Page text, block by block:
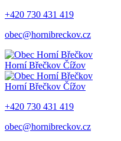
+420 730 431 419
obec@hornibreckov.cz
Horní Břečkov Čížov
Horní Břečkov Čížov
+420 730 431 419
obec@hornibreckov.cz